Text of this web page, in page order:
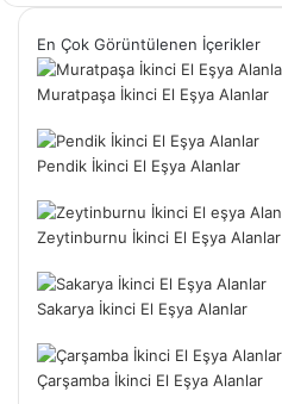
En Çok Görüntülenen İçerikler
Muratpaşa İkinci El Eşya Alanlar
Pendik İkinci El Eşya Alanlar
Zeytinburnu İkinci El Eşya Alanlar
Sakarya İkinci El Eşya Alanlar
Çarşamba İkinci El Eşya Alanlar